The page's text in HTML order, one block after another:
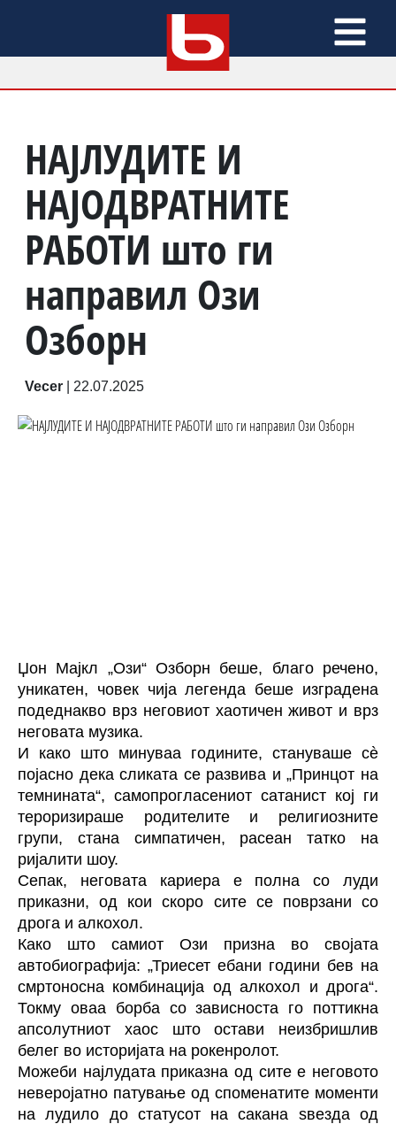
НАЈЛУДИТЕ И
НАЈОДВРАТНИТЕ
РАБОТИ што ги
направил Ози
Озборн
Vecer 22.07.2025
Џон Мајкл „Ози“ Озборн беше, благо речено,
уникатен, човек чија легенда беше изградена
подеднакво врз неговиот хаотичен живот и врз
неговата музика.
И како што минуваа годините, стануваше сè
појасно дека сликата се развива и „Принцот на
темнината“, самопрогласениот сатанист кој ги
тероризираше родителите и религиозните
групи, стана симпатичен, расеан татко на
ријалити шоу.
Сепак, неговата кариера е полна со луди
приказни, од кои скоро сите се поврзани со
дрога и алкохол.
Како што самиот Ози призна во својата
автобиографија: „Триесет ебани години бев на
смртоносна комбинација од алкохол и дрога“.
Токму оваа борба со зависноста го поттикна
апсолутниот хаос што остави неизбришлив
белег во историјата на рокенролот.
Можеби најлудата приказна од сите е неговото
неверојатно патување од споменатите моменти
на лудило до статусот на сакана ѕвезда од